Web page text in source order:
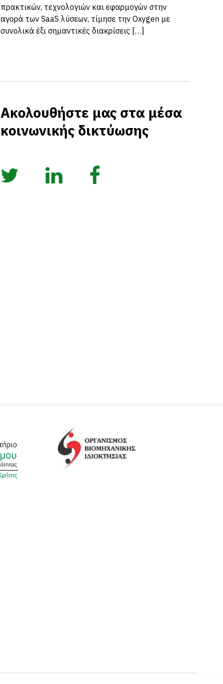
πρακτικών, τεχνολογιών και εφαρμογών στην
αγορά των SaaS λύσεων, τίμησε την Oxygen με
συνολικά έξι σημαντικές διακρίσεις […]
Ακολουθήστε μας στα μέσα
κοινωνικής δικτύωσης